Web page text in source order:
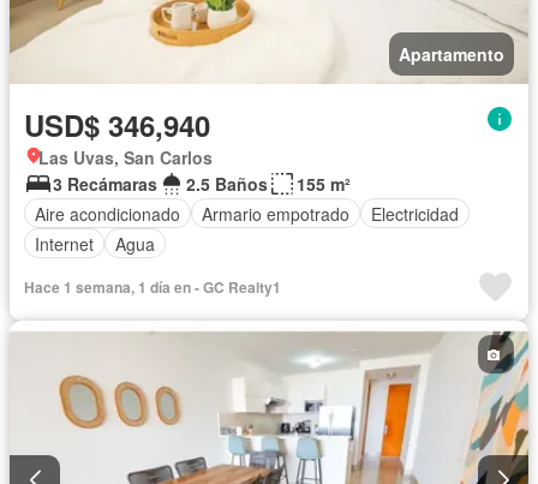
Apartamento
USD$ 346,940
Las Uvas, San Carlos
3 Recámaras
2.5 Baños
155 m²
Aire acondicionado
Armario empotrado
Electricidad
Internet
Agua
Hace 1 semana, 1 día en - GC Realty1